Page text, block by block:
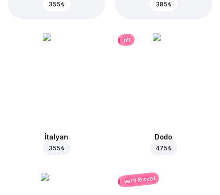
355 ₺ 385 ₺
İtalyan
355 ₺
hit
Dodo
475 ₺
yerli lezzet